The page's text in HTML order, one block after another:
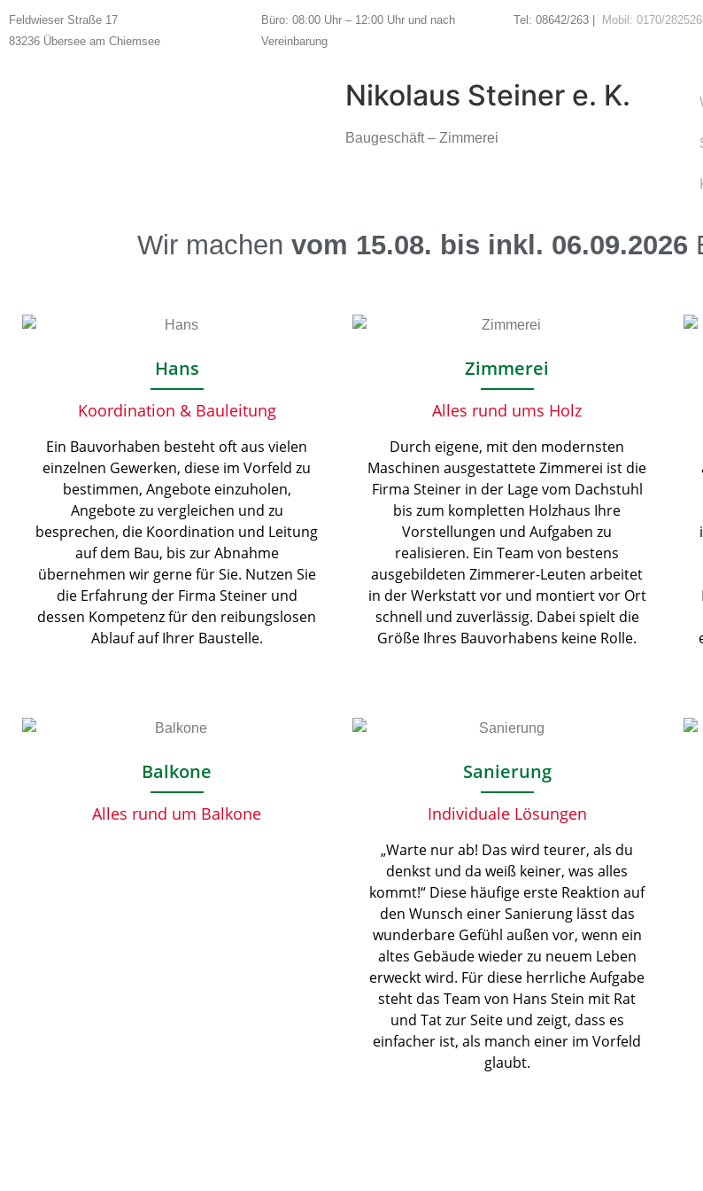
Feldwieser Straße 17
83236 Übersee am Chiemsee
Büro: 08:00 Uhr – 12:00 Uhr und nach
Vereinbarung
Tel: 08642/263 | Mobil: 0170/
Nikolaus Steiner e. K.
Baugeschäft – Zimmerei
Wir machen vom 15.08. bis inkl. 06.09.2026
Hans
Koordination & Bauleitung
Ein Bauvorhaben besteht oft aus vielen
einzelnen Gewerken, diese im Vorfeld zu
bestimmen, Angebote einzuholen,
Angebote zu vergleichen und zu
besprechen, die Koordination und Leitung
auf dem Bau, bis zur Abnahme
übernehmen wir gerne für Sie. Nutzen Sie
die Erfahrung der Firma Steiner und
dessen Kompetenz für den reibungslosen
Ablauf auf Ihrer Baustelle.
Zimmerei
Alles rund ums Holz
Durch eigene, mit den modernsten
Maschinen ausgestattete Zimmerei ist die
Firma Steiner in der Lage vom Dachstuhl
bis zum kompletten Holzhaus Ihre
Vorstellungen und Aufgaben zu
realisieren. Ein Team von bestens
ausgebildeten Zimmerer-Leuten arbeitet
in der Werkstatt vor und montiert vor Ort
schnell und zuverlässig. Dabei spielt die
Größe Ihres Bauvorhabens keine Rolle.
Balkone
Alles rund um Balkone
Sanierung
Individuale Lösungen
„Warte nur ab! Das wird teurer, als du
denkst und da weiß keiner, was alles
kommt!“ Diese häufige erste Reaktion auf
den Wunsch einer Sanierung lässt das
wunderbare Gefühl außen vor, wenn ein
altes Gebäude wieder zu neuem Leben
erweckt wird. Für diese herrliche Aufgabe
steht das Team von Hans Stein mit Rat
und Tat zur Seite und zeigt, dass es
einfacher ist, als manch einer im Vorfeld
glaubt.